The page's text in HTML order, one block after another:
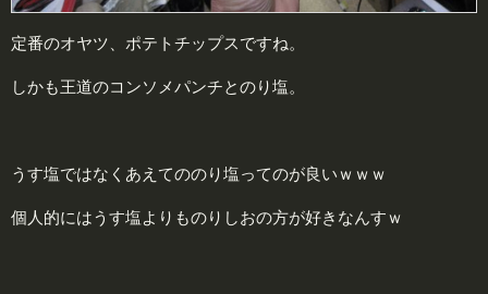
定番のオヤツ、ポテトチップスですね。
しかも王道のコンソメパンチとのり塩。
うす塩ではなくあえてののり塩ってのが良いｗｗｗ
個人的にはうす塩よりものりしおの方が好きなんすｗ